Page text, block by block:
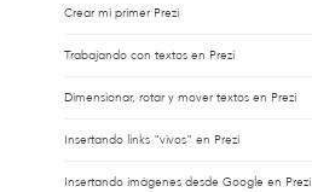
Crear mi primer Prezi
Trabajando con textos en Prezi
Dimensionar, rotar y mover textos en Prezi
Insertando links "vivos" en Prezi
Insertando imágenes desde Google en Prezi